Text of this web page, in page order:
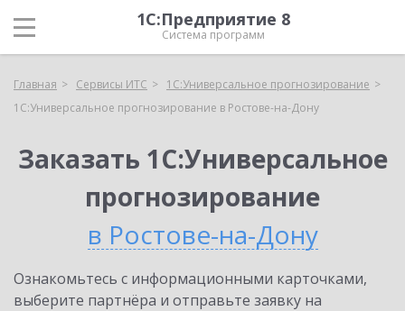
1С:Предприятие 8
Система программ
Главная Сервисы ИТС
1С:Универсальное прогнозирование
1С:Универсальное прогнозирование в Ростове-на-Дону
Заказать 1С:Универсальное
прогнозирование
в Ростове-на-Дону
Ознакомьтесь с информационными карточками,
выберите партнёра и отправьте заявку на